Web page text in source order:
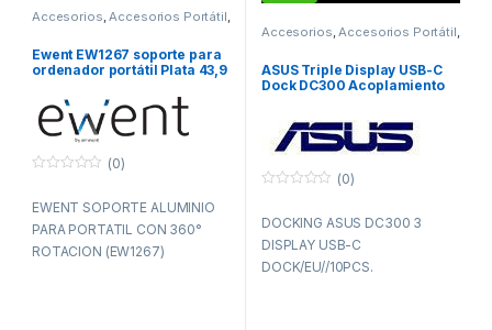
Accesorios,Accesorios Portátil,
Ewent EW1267 soporte para
ordenador portátil Plata 43,9
u
r
a
d
(0)
EWENT SOPORTE ALUMINIO
PARA PORTATIL CON 360°
ROTACION (EW1267)
Accesorios Accesorios Portátil
ASUS Triple Display USB-C
Dock DC300 Acoplamiento
Type-C Negro
u
r
a
d
(0)
DOCKING ASUS DC300 3
DISPLAY USB-C
DOCK/EU//10PCS.